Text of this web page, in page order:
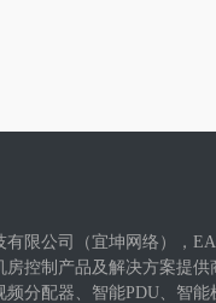
有限公司（宜坤网络），
房控制产品及解决方案提
频分配器、智能PDU、智能